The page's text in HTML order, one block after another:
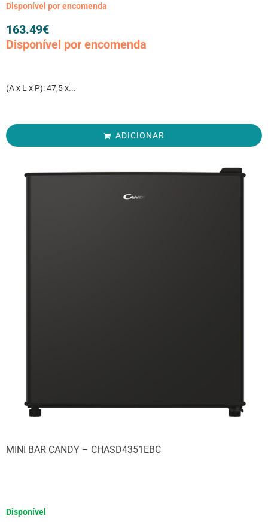
Disponível por encomenda
163.49€
Disponível por encomenda
(A x L x P): 47,5 x...
ADICIONAR
MINI BAR CANDY – CHASD4351EBC
Disponível